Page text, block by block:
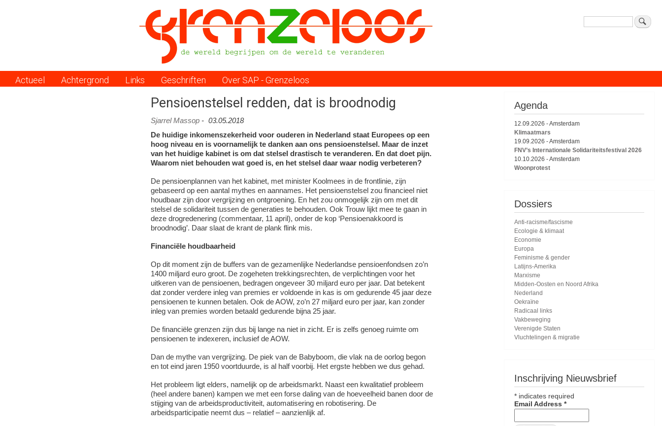
naar
inhoud
Zoeken
MenuActueel Achtergrond Links Geschriften Over SAP - Grenzeloos
Pensioenstelsel redden, dat is broodnodig
Sjarrel Massop- 03.05.2018
De huidige inkomenszekerheid voor ouderen in Nederland staat Europees op een
hoog niveau en is voornamelijk te danken aan ons pensioenstelsel. Maar de inzet
van het huidige kabinet is om dat stelsel drastisch te veranderen. En dat doet pijn.
Waarom niet behouden wat goed is, en het stelsel daar waar nodig verbeteren?
De pensioenplannen van het kabinet, met minister Koolmees in de frontlinie, zijn
gebaseerd op een aantal mythes en aannames. Het pensioenstelsel zou financieel niet
houdbaar zijn door vergrijzing en ontgroening. En het zou onmogelijk zijn om met dit
stelsel de solidariteit tussen de generaties te behouden. Ook Trouw lijkt mee te gaan in
deze drogredenering (commentaar, 11 april), onder de kop ‘Pensioenakkoord is
broodnodig’. Daar slaat de krant de plank flink mis.
Financiële houdbaarheid
Op dit moment zijn de buffers van de gezamenlijke Nederlandse pensioenfondsen zo’n
1400 miljard euro groot. De zogeheten trekkingsrechten, de verplichtingen voor het
uitkeren van de pensioenen, bedragen ongeveer 30 miljard euro per jaar. Dat betekent
dat zonder verdere inleg van premies er voldoende in kas is om gedurende 45 jaar deze
pensioenen te kunnen betalen. Ook de AOW, zo’n 27 miljard euro per jaar, kan zonder
inleg van premies worden betaald gedurende bijna 25 jaar.
De financiële grenzen zijn dus bij lange na niet in zicht. Er is zelfs genoeg ruimte om
pensioenen te indexeren, inclusief de AOW.
Dan de mythe van vergrijzing. De piek van de Babyboom, die vlak na de oorlog begon
en tot eind jaren 1950 voortduurde, is al half voorbij. Het ergste hebben we dus gehad.
Het probleem ligt elders, namelijk op de arbeidsmarkt. Naast een kwalitatief probleem
(heel andere banen) kampen we met een forse daling van de hoeveelheid banen door de
stijging van de arbeidsproductiviteit, automatisering en robotisering. De
arbeidsparticipatie neemt dus – relatief – aanzienlijk af.
Agenda
12.09.2026 -Amsterdam
Klimaatmars
19.09.2026 -Amsterdam
FNV’s Internationale Solidariteitsfestival 2026
10.10.2026 -Amsterdam
Woonprotest
Dossiers
Anti-racisme/fascisme
Ecologie & klimaat
Economie
Europa
Feminisme & gender
Latijns-Amerika
Marxisme
Midden-Oosten en Noord Afrika
Nederland
Oekraïne
Radicaal links
Vakbeweging
Verenigde Staten
Vluchtelingen & migratie
Inschrijving Nieuwsbrief
* indicates required
Email Address *